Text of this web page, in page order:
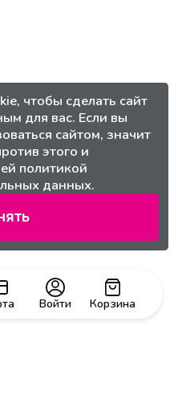
Корзина
Войти
чтобы сделать сайт
для вас. Если вы
сайтом, значит
этого и
политикой
данных.